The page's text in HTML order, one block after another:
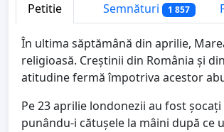
Petitie Semnături 1 857
În ultima săptămână din aprilie,
religioasă. Creștinii din România și
atitudine fermă împotriva acestor
Pe 23 aprilie londonezii au fost
punându-i cătușele la mâini după